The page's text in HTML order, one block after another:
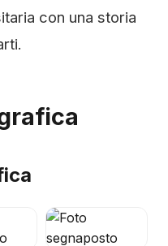
con una storia